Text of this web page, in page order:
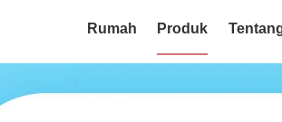
Rumah Produk